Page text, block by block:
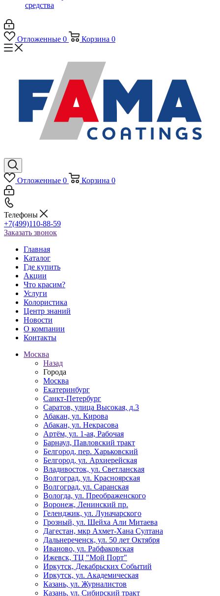
средства
Отложенные 0 Корзина 0
Отложенные 0 Корзина 0
Телефоны
+7(499)110-88-59
Заказать звонок
Главная
Каталог
Где купить
Акции
Что красим?
Услуги
Колористика
Центр знаний
Новости
О компании
Контакты
Москва
Назад
Города
Москва
Екатеринбург
Санкт-Петербург
Саратов, улица Высокая, д.3
Абакан, ул. Кирова
Абакан, ул. Некрасова
Артём, ул. 1-ая, Рабочая
Барнаул, Павловский тракт
Белгород, пер. Харьковский
Белгород, ул. Архиерейская
Владивосток, ул. Светланская
Волгоград, ул. Красноярская
Волгоград, ул. Саранская
Вологда, ул. Преображенского
Воронеж, Ленинский пр.
Геленджик, ул. Луначарского
Грозный, ул. Шейха Али Митаева
Дагестан, мкр Ахмет-Хана Султана
Дальнереченск, ул. 50 лет Октября
Иваново, ул. Рабфаковская
Ижевск, ТЦ "Мой Порт"
Иркутск, Декабрьских Событий
Иркутск, ул. Академическая
Казань, ул. Журналистов
Казань, ул. Сибирский тракт